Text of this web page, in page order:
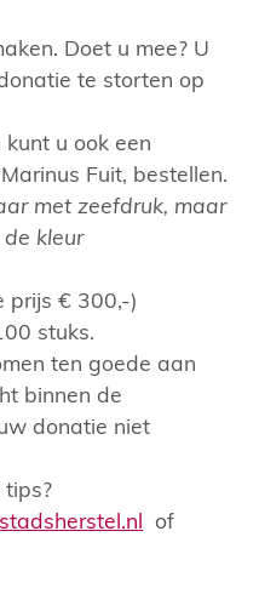
Doet u mee? U
te storten op
u ook een
Fuit, bestellen.
met zeefdruk, maar
kleur
prijs € 300,-)
stuks.
ten goede aan
binnen de
donatie niet
of